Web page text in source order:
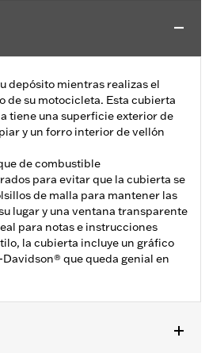
depósito mientras realizas el
su motocicleta. Esta cubierta
tiene una superficie exterior de
y un forro interior de vellón
de combustible
para evitar que la cubierta se
de malla para mantener las
lugar y una ventana transparente
para notas e instrucciones
la cubierta incluye un gráfico
que queda genial en